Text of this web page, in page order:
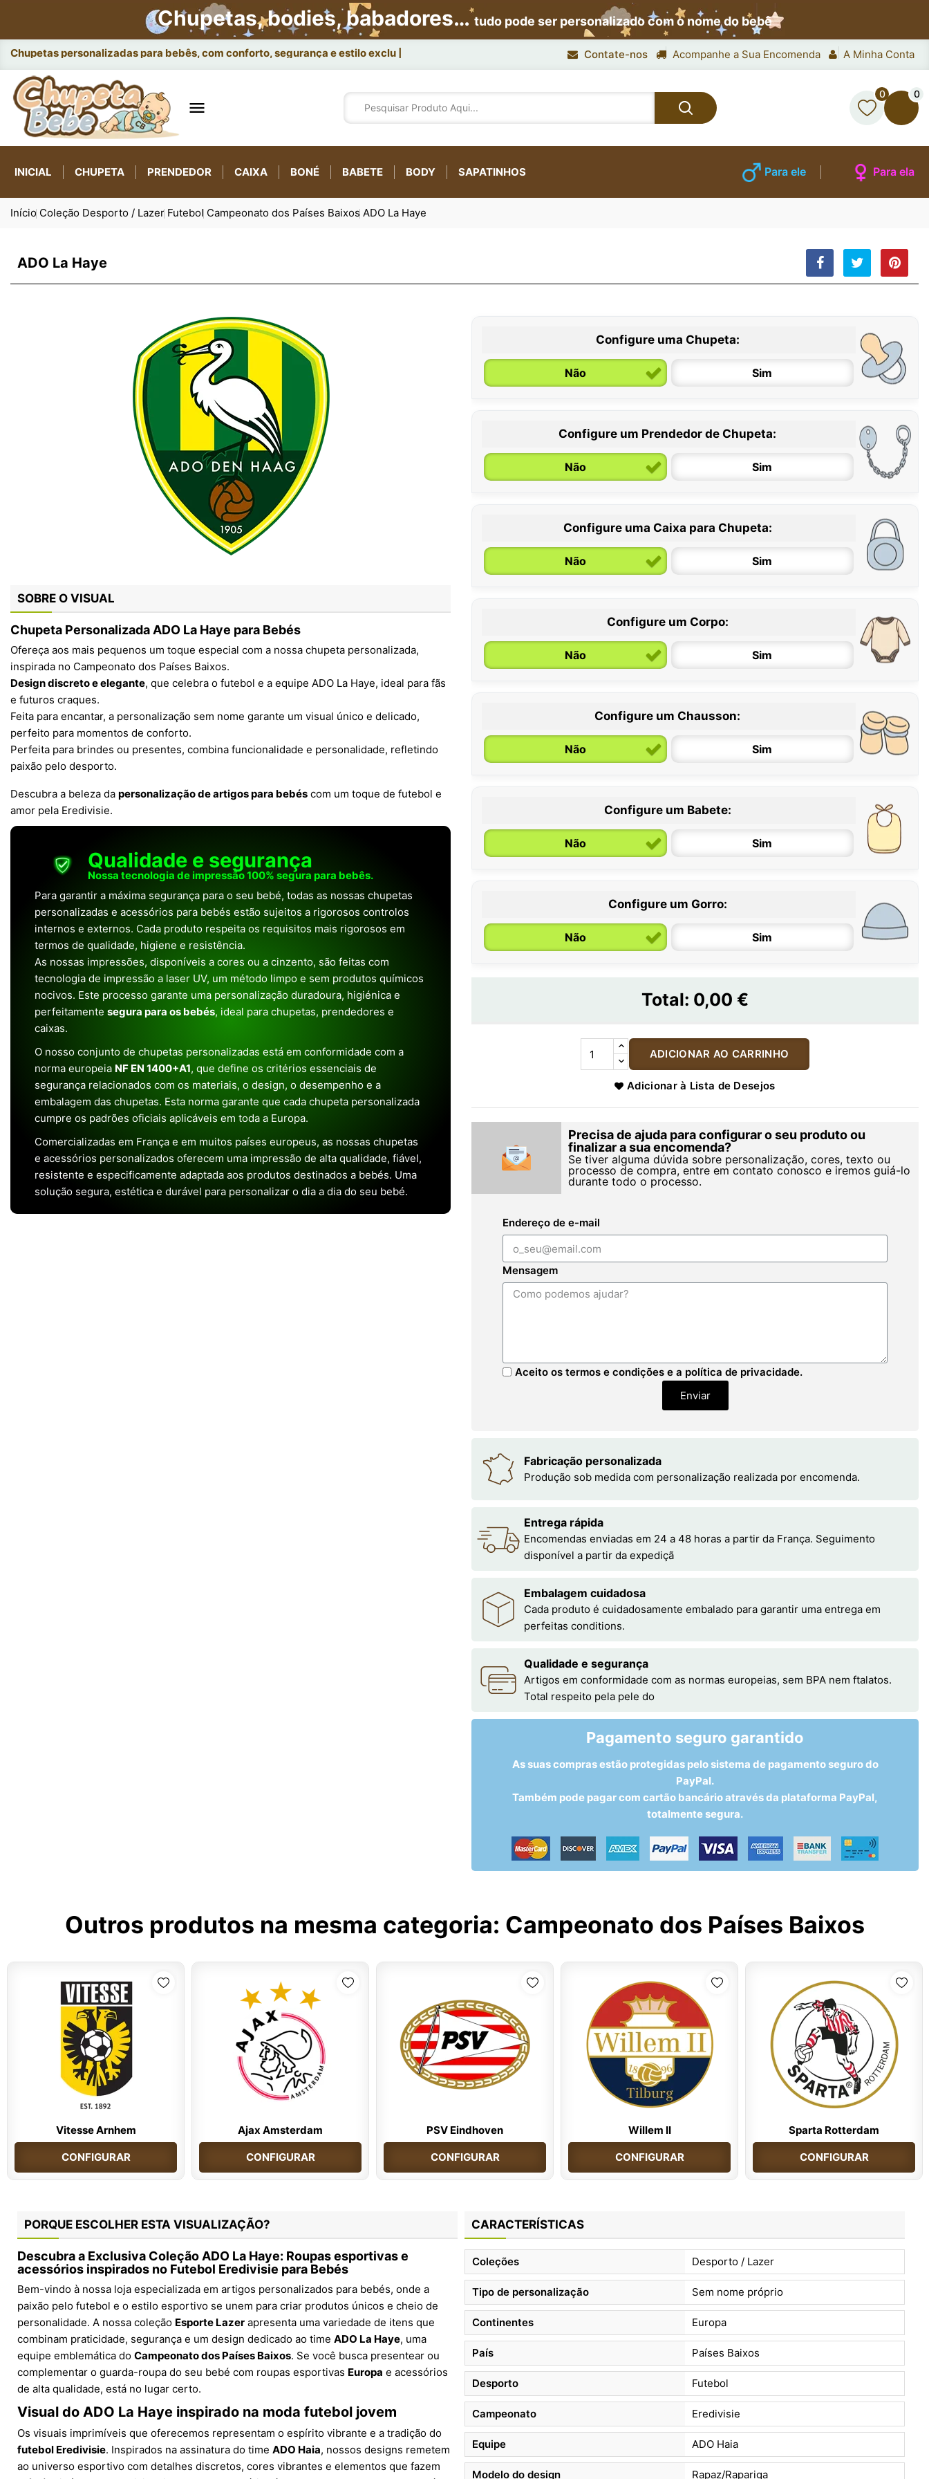
Chupetas, bodies, babadores…tudo pode ser personalizado com o nome do bebê
Chupetas personalizadas para bebês, com conforto, segurança e estilo exclusivo. Contate-nos Acompanhe a Sua Encomenda A Minha Conta

0 0
INICIAL CHUPETA PRENDEDOR CAIXA BONÉ BABETE BODY SAPATINHOS Para ele Para ela
Início Coleção Desporto / Lazer Futebol Campeonato dos Países Baixos ADO La Haye
ADO La Haye
SOBRE O VISUAL
Chupeta Personalizada ADO La Haye para Bebés
Ofereça aos mais pequenos um toque especial com a nossa chupeta personalizada,
inspirada no Campeonato dos Países Baixos.
Design discreto e elegante, que celebra o futebol e a equipe ADO La Haye, ideal para fãs
e futuros craques.
Feita para encantar, a personalização sem nome garante um visual único e delicado,
perfeito para momentos de conforto.
Perfeita para brindes ou presentes, combina funcionalidade e personalidade, refletindo
paixão pelo desporto.
Descubra a beleza da personalização de artigos para bebés com um toque de futebol e
amor pela Eredivisie.
Qualidade e segurança
Nossa tecnologia de impressão 100% segura para bebês.
Para garantir a máxima segurança para o seu bebé, todas as nossas chupetas
personalizadas e acessórios para bebés estão sujeitos a rigorosos controlos
internos e externos. Cada produto respeita os requisitos mais rigorosos em
termos de qualidade, higiene e resistência.
As nossas impressões, disponíveis a cores ou a cinzento, são feitas com
tecnologia de impressão a laser UV, um método limpo e sem produtos químicos
nocivos. Este processo garante uma personalização duradoura, higiénica e
perfeitamente segura para os bebés, ideal para chupetas, prendedores e
caixas.
O nosso conjunto de chupetas personalizadas está em conformidade com a
norma europeia NF EN 1400+A1, que define os critérios essenciais de
segurança relacionados com os materiais, o design, o desempenho e a
embalagem das chupetas. Esta norma garante que cada chupeta personalizada
cumpre os padrões oficiais aplicáveis em toda a Europa.
Comercializadas em França e em muitos países europeus, as nossas chupetas
e acessórios personalizados oferecem uma impressão de alta qualidade, fiável,
resistente e especificamente adaptada aos produtos destinados a bebés. Uma
solução segura, estética e durável para personalizar o dia a dia do seu bebé.
Configure uma Chupeta:
Não Sim
0 / 6 meses
Configure um Prendedor de Chupeta:
Não Sim
Configure uma Caixa para Chupeta:
Não Sim
Configure um Corpo:
Não Sim
6 / 12 meses 12 / 18 meses
Configure um Chausson:
Não Sim
Configure um Babete:
Não Sim
Configure um Gorro:
Não Sim
Total: 0,00 €
ADICIONAR AO CARRINHO
Adicionar à Lista de Desejos
Precisa de ajuda para configurar o seu produto ou
finalizar a sua encomenda?
Se tiver alguma dúvida sobre personalização, cores, texto ou
processo de compra, entre em contato conosco e iremos guiá-lo
durante todo o processo.
Endereço de e-mail
Mensagem
Aceito os termos e condições e a política de privacidade.
Enviar
Fabricação personalizada
Produção sob medida com personalização realizada por encomenda.
Entrega rápida
Encomendas enviadas em 24 a 48 horas a partir da França. Seguimento
disponível a partir da expediçã
Embalagem cuidadosa
Cada produto é cuidadosamente embalado para garantir uma entrega em
perfeitas conditions.
Qualidade e segurança
Artigos em conformidade com as normas europeias, sem BPA nem ftalatos.
Total respeito pela pele do
Pagamento seguro garantido
As suas compras estão protegidas pelo sistema de pagamento seguro do
PayPal.
Também pode pagar com cartão bancário através da plataforma PayPal,
totalmente segura.
Outros produtos na mesma categoria: Campeonato dos Países Baixos
Vitesse Arnhem
CONFIGURAR
Ajax Amsterdam
CONFIGURAR
PSV Eindhoven
CONFIGURAR
Willem II
CONFIGURAR
Sparta Rotterdam
CONFIGURAR
PORQUE ESCOLHER ESTA VISUALIZAÇÃO?
Descubra a Exclusiva Coleção ADO La Haye: Roupas esportivas e
acessórios inspirados no Futebol Eredivisie para Bebés
Bem-vindo à nossa loja especializada em artigos personalizados para bebés, onde a
paixão pelo futebol e o estilo esportivo se unem para criar produtos únicos e cheio de
personalidade. A nossa coleção Esporte Lazer apresenta uma variedade de itens que
combinam praticidade, segurança e um design dedicado ao time ADO La Haye, uma
equipe emblemática do Campeonato dos Países Baixos. Se você busca presentear ou
complementar o guarda-roupa do seu bebé com roupas esportivas Europa e acessórios
de alta qualidade, está no lugar certo.
Visual do ADO La Haye inspirado na moda futebol jovem
Os visuais imprimíveis que oferecemos representam o espírito vibrante e a tradição do
futebol Eredivisie. Inspirados na assinatura do time ADO Haia, nossos designs remetem
ao universo esportivo com detalhes discretos, cores vibrantes e elementos que fazem
CARACTERÍSTICAS
Coleções Desporto / Lazer
Tipo de personalização Sem nome próprio
Continentes Europa
País Países Baixos
Desporto Futebol
Campeonato Eredivisie
Equipe ADO Haia
Modelo do design Rapaz/Rapariga